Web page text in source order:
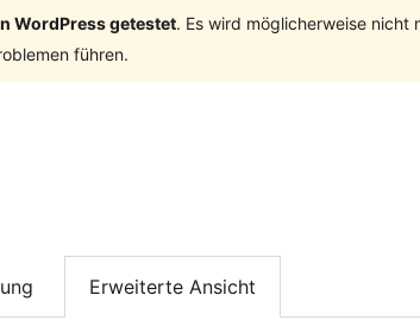
WordPress getestet. Es wird möglicherweise
führen.
Erweiterte Ansicht